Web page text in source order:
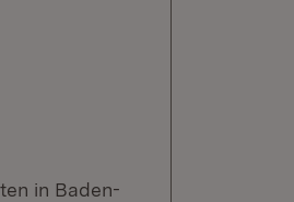
in Baden-